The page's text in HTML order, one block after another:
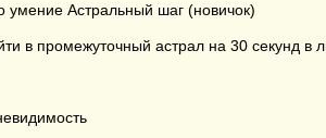
умение Астральный шаг (новичок)
в промежуточный астрал на 30 секунд в